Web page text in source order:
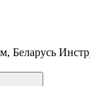
Беларусь